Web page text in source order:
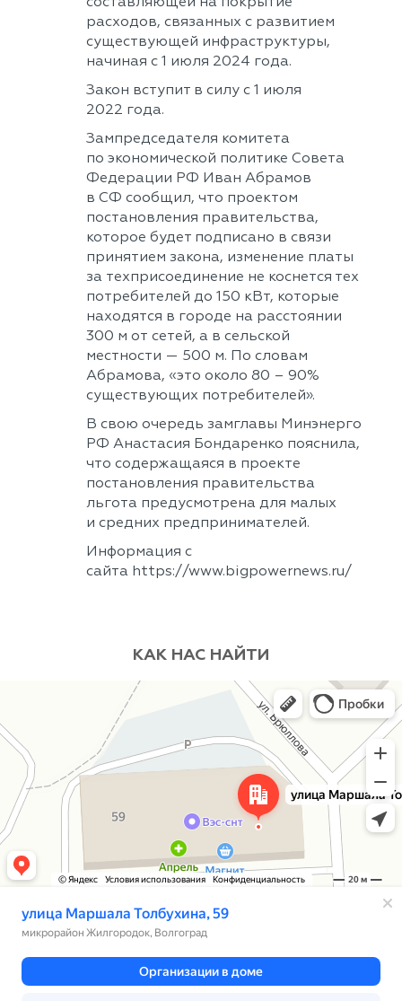
расходов, связанных с развитием
существующей инфраструктуры,
начиная с 1 июля 2024 года.
Закон вступит в силу с 1 июля
2022 года.
Зампредседателя комитета
по экономической политике Совета
Федерации РФ Иван Абрамов
в СФ сообщил, что проектом
постановления правительства,
которое будет подписано в связи
принятием закона, изменение платы
за техприсоединение не коснется тех
потребителей до 150 кВт, которые
находятся в городе на расстоянии
300 м от сетей, а в сельской
местности — 500 м. По словам
Абрамова, «это около 80 – 90%
существующих потребителей».
В свою очередь замглавы Минэнерго
РФ Анастасия Бондаренко пояснила,
что содержащаяся в проекте
постановления правительства
льгота предусмотрена для малых
и средних предпринимателей.
Информация с
сайта https://www.bigpowernews.ru/
КАК НАС НАЙТИ